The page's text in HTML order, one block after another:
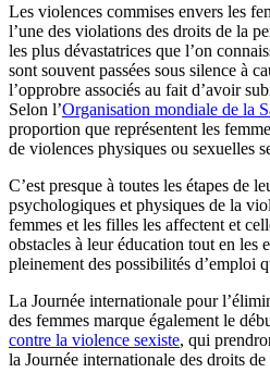
Les violences commises envers les
l’une des violations des droits de la
les plus dévastatrices que l’on
sont souvent passées sous silence à
l’opprobre associés au fait d’avoir
Selon l’Organisation mondiale de la
proportion que représentent les
de violences physiques ou sexuelles
C’est presque à toutes les étapes de
psychologiques et physiques de la
femmes et les filles les affectent et
obstacles à leur éducation tout en les
pleinement des possibilités d’emploi
La Journée internationale pour
des femmes marque également le
contre la violence sexiste, qui
la Journée internationale des droits de